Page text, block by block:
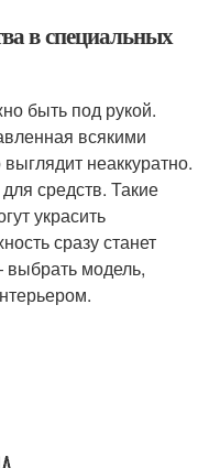
в специальных
быть под рукой.
всякими
неаккуратно.
средств. Такие
украсить
сразу станет
выбрать модель,